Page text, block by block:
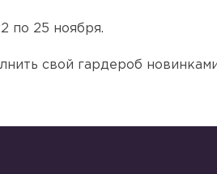
по 25 ноября.
свой гардероб